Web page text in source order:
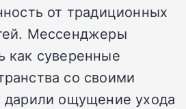
от традиционных
Мессенджеры
как суверенные
со своими
ощущение ухода